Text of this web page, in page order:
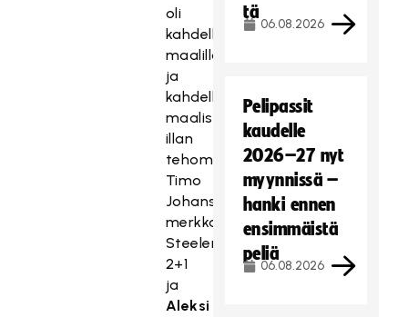
oli
kahdella
maalillaan
ja
kahdella
maalisyötöllään
illan
tehomies.
Timo
Johansson
merkkautti
Steelersille
2+1
ja
Aleksi
tä
06.08.2026
Pelipassit
kaudelle
2026–27 nyt
myynnissä –
hanki ennen
ensimmäistä
peliä
06.08.2026